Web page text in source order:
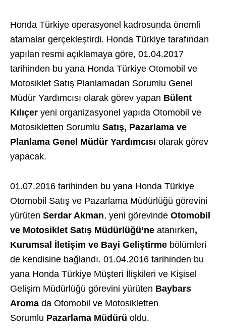
Honda Türkiye operasyonel kadrosunda önemli
atamalar gerçekleştirdi. Honda Türkiye tarafından
yapılan resmi açıklamaya göre, 01.04.2017
tarihinden bu yana Honda Türkiye Otomobil ve
Motosiklet Satış Planlamadan Sorumlu Genel
Müdür Yardımcısı olarak görev yapan Bülent
Kılıçer yeni organizasyonel yapıda Otomobil ve
Motosikletten Sorumlu Satış, Pazarlama ve
Planlama Genel Müdür Yardımcısı olarak görev
yapacak.
01.07.2016 tarihinden bu yana Honda Türkiye
Otomobil Satış ve Pazarlama Müdürlüğü görevini
yürüten Serdar Akman, yeni görevinde Otomobil
ve Motosiklet Satış Müdürlüğü’ne atanırken,
Kurumsal İletişim ve Bayi Geliştirme bölümleri
de kendisine bağlandı. 01.04.2016 tarihinden bu
yana Honda Türkiye Müşteri İlişkileri ve Kişisel
Gelişim Müdürlüğü görevini yürüten Baybars
Aroma da Otomobil ve Motosikletten
Sorumlu Pazarlama Müdürü oldu.